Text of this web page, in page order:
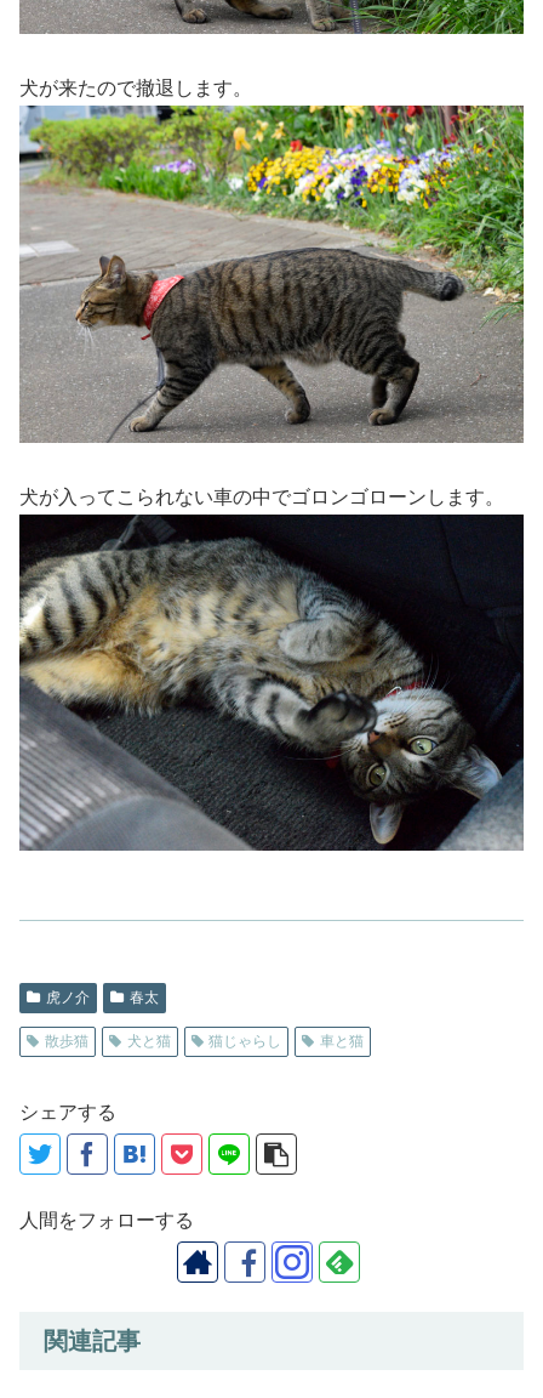
犬が来たので撤退します。
犬が入ってこられない車の中でゴロンゴローンします。
虎ノ介 春太
散歩猫 犬と猫 猫じゃらし 車と猫
シェアする
人間をフォローする
関連記事